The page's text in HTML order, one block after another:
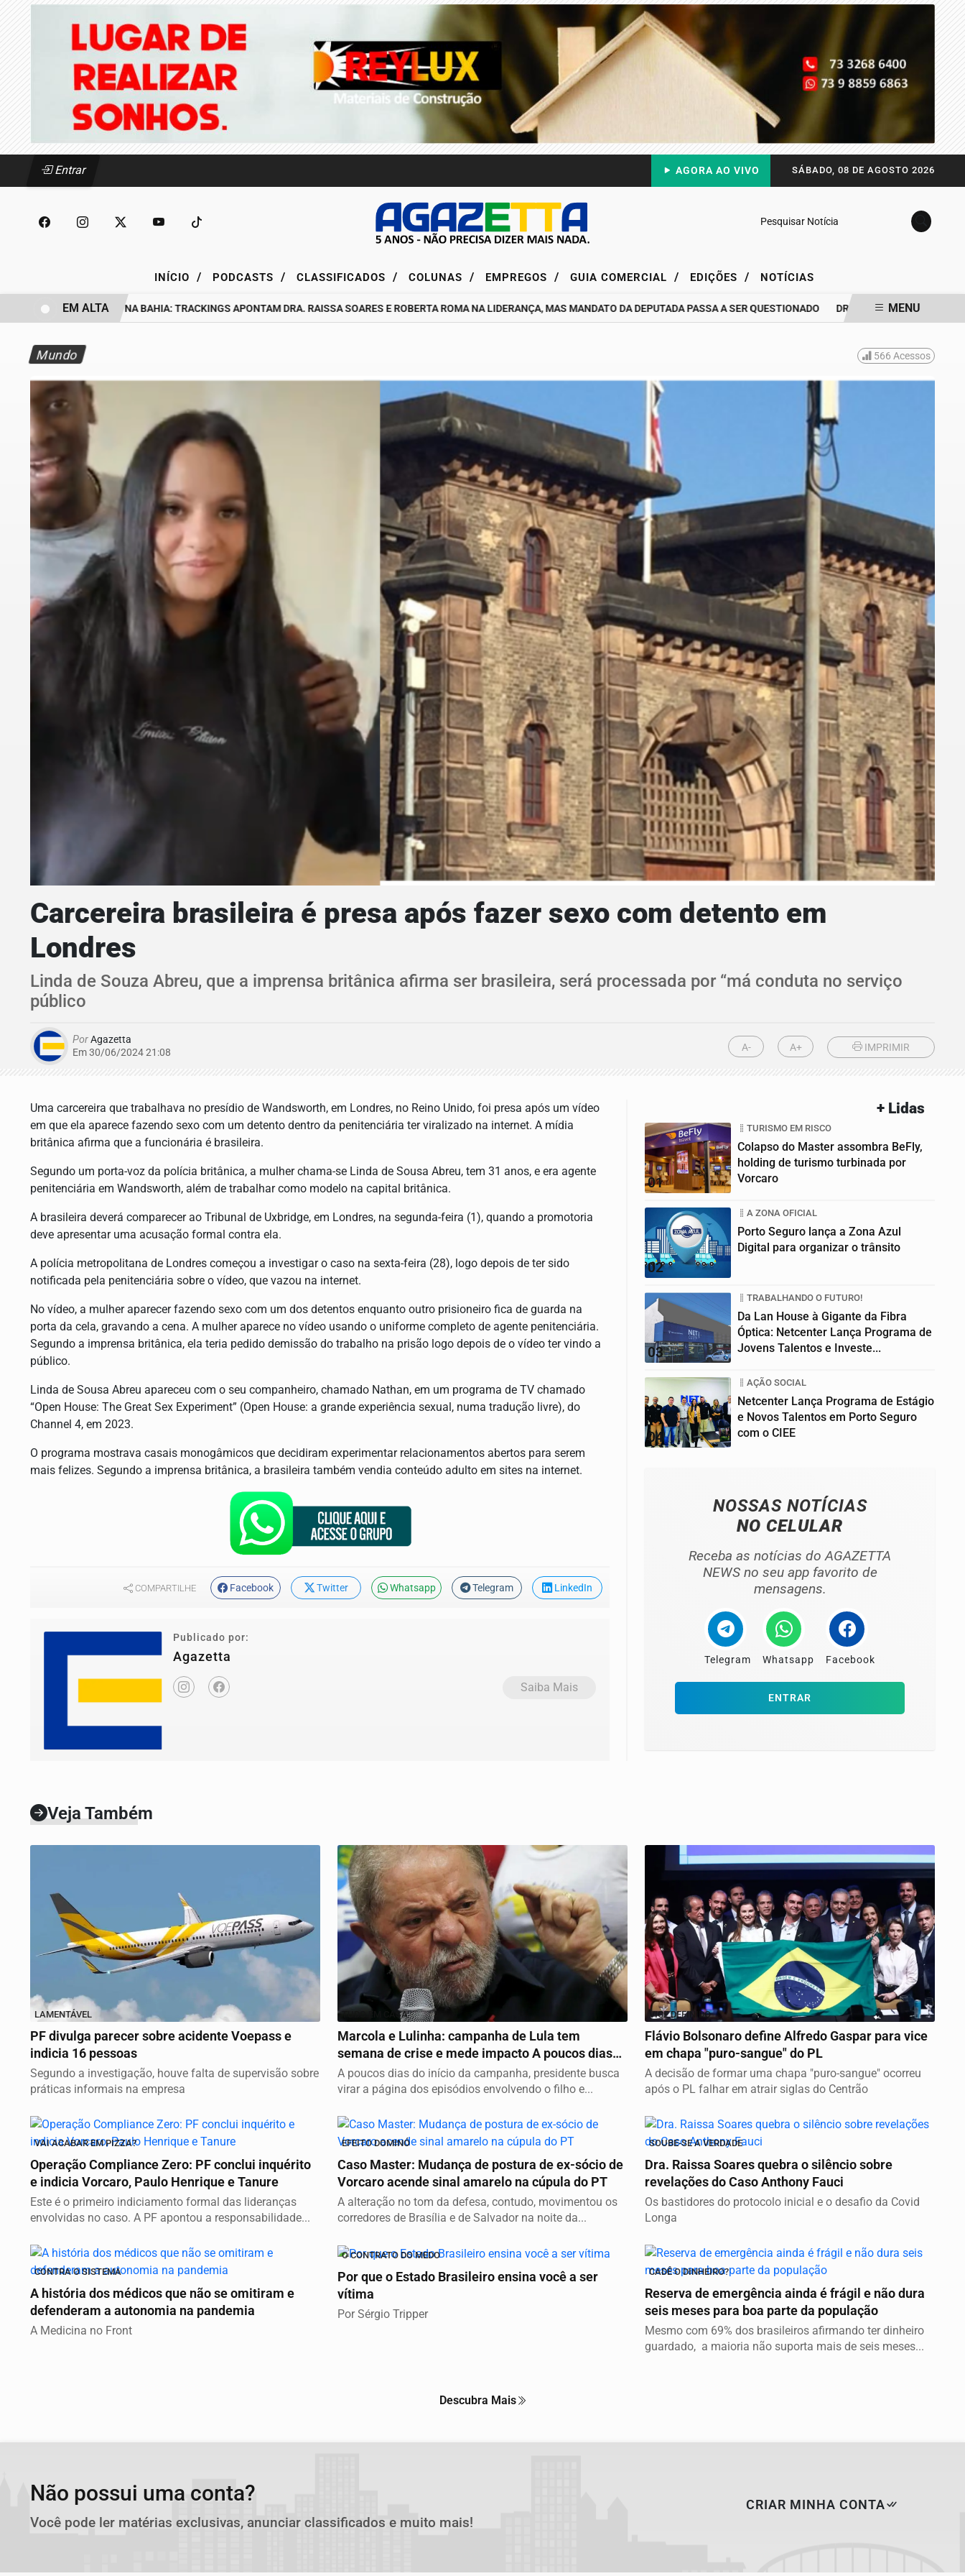
Entrar SÁBADO, 08 DE AGOSTO 2026
AGORA AO VIVO
Pesquisar Notícia
INÍCIO / PODCASTS / CLASSIFICADOS / COLUNAS / EMPREGOS / GUIA COMERCIAL / EDIÇÕES / NOTÍCIAS
BASTIDORES DO PL NA BAHIA: TRACKINGS APONTAM DRA. RAISSA SOARES E ROBERTA ROMA NA LIDERANÇA, MAS MANDATO DA DEPUTADA PASSA A SER QUESTIONADO DRA. RAISSA SOARES QUEBRA
EM ALTA MENU
Mundo 566 Acessos
Carcereira brasileira é presa após fazer sexo com detento em
Londres
Linda de Souza Abreu, que a imprensa britânica afirma ser brasileira, será processada por “má conduta no serviço
público
PorAgazetta
Em 30/06/2024 21:08
A- A+ IMPRIMIR
Uma carcereira que trabalhava no presídio de Wandsworth, em Londres, no Reino Unido, foi presa após um vídeo
em que ela aparece fazendo sexo com um detento dentro da penitenciária ter viralizado na internet. A mídia
britânica afirma que a funcionária é brasileira.
Segundo um porta-voz da polícia britânica, a mulher chama-se Linda de Sousa Abreu, tem 31 anos, e era agente
penitenciária em Wandsworth, além de trabalhar como modelo na capital britânica.
A brasileira deverá comparecer ao Tribunal de Uxbridge, em Londres, na segunda-feira (1), quando a promotoria
deve apresentar uma acusação formal contra ela.
A polícia metropolitana de Londres começou a investigar o caso na sexta-feira (28), logo depois de ter sido
notificada pela penitenciária sobre o vídeo, que vazou na internet.
No vídeo, a mulher aparecer fazendo sexo com um dos detentos enquanto outro prisioneiro fica de guarda na
porta da cela, gravando a cena. A mulher aparece no vídeo usando o uniforme completo de agente penitenciária.
Segundo a imprensa britânica, ela teria pedido demissão do trabalho na prisão logo depois de o vídeo ter vindo a
público.
Linda de Sousa Abreu apareceu com o seu companheiro, chamado Nathan, em um programa de TV chamado
“Open House: The Great Sex Experiment” (Open House: a grande experiência sexual, numa tradução livre), do
Channel 4, em 2023.
O programa mostrava casais monogâmicos que decidiram experimentar relacionamentos abertos para serem
mais felizes. Segundo a imprensa britânica, a brasileira também vendia conteúdo adulto em sites na internet.
COMPARTILHE Facebook Twitter Whatsapp Telegram LinkedIn
Publicado por:
Agazetta
Saiba Mais
+ Lidas
01
TURISMO EM RISCO
Colapso do Master assombra BeFly,
holding de turismo turbinada por
Vorcaro
02
A ZONA OFICIAL
Porto Seguro lança a Zona Azul
Digital para organizar o trânsito
03
TRABALHANDO O FUTURO!
Da Lan House à Gigante da Fibra
Óptica: Netcenter Lança Programa de
Jovens Talentos e Investe...
04
AÇÃO SOCIAL
Netcenter Lança Programa de Estágio
e Novos Talentos em Porto Seguro
com o CIEE
NOSSAS NOTÍCIAS
NO CELULAR
Receba as notícias do AGAZETTA
NEWS no seu app favorito de
mensagens.
Telegram Whatsapp Facebook
ENTRAR
Veja Também
LAMENTÁVEL
PF divulga parecer sobre acidente Voepass e
indicia 16 pessoas
Segundo a investigação, houve falta de supervisão sobre
práticas informais na empresa
TUDO EM CASA
Marcola e Lulinha: campanha de Lula tem
semana de crise e mede impacto A poucos dias
do início...
A poucos dias do início da campanha, presidente busca
virar a página dos episódios envolvendo o filho e...
VICE DEFINIDO
Flávio Bolsonaro define Alfredo Gaspar para vice
em chapa "puro-sangue" do PL
A decisão de formar uma chapa "puro-sangue" ocorreu
após o PL falhar em atrair siglas do Centrão
VAI ACABAR EM PIZZA?
Operação Compliance Zero: PF conclui inquérito
e indicia Vorcaro, Paulo Henrique e Tanure
Este é o primeiro indiciamento formal das lideranças
envolvidas no caso. A PF apontou a responsabilidade...
EFEITO DOMINÓ
Caso Master: Mudança de postura de ex-sócio de
Vorcaro acende sinal amarelo na cúpula do PT
A alteração no tom da defesa, contudo, movimentou os
corredores de Brasília e de Salvador na noite da...
SOUBE-SE A VERDADE
Dra. Raissa Soares quebra o silêncio sobre
revelações do Caso Anthony Fauci
Os bastidores do protocolo inicial e o desafio da Covid
Longa
CONTRA O SISTEMA
A história dos médicos que não se omitiram e
defenderam a autonomia na pandemia
A Medicina no Front
O CONTRATO DO MEDO
Por que o Estado Brasileiro ensina você a ser
vítima
Por Sérgio Tripper
CADÊ O DINHEIRO?
Reserva de emergência ainda é frágil e não dura
seis meses para boa parte da população
Mesmo com 69% dos brasileiros afirmando ter dinheiro
guardado, a maioria não suporta mais de seis meses...
Descubra Mais
Não possui uma conta?
Você pode ler matérias exclusivas, anunciar classificados e muito mais!
CRIAR MINHA CONTA